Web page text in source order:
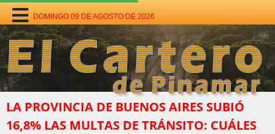
DOMINGO 09 DE AGOSTO DE 2026
LA PROVINCIA DE BUENOS AIRES SUBIÓ
16,8% LAS MULTAS DE TRÁNSITO: CUÁLES